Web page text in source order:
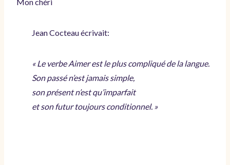
Jean Cocteau écrivait:
« Le verbe Aimer est le plus compliqué de la langue.
Son passé n’est jamais simple,
son présent n’est qu’imparfait
et son futur toujours conditionnel. »